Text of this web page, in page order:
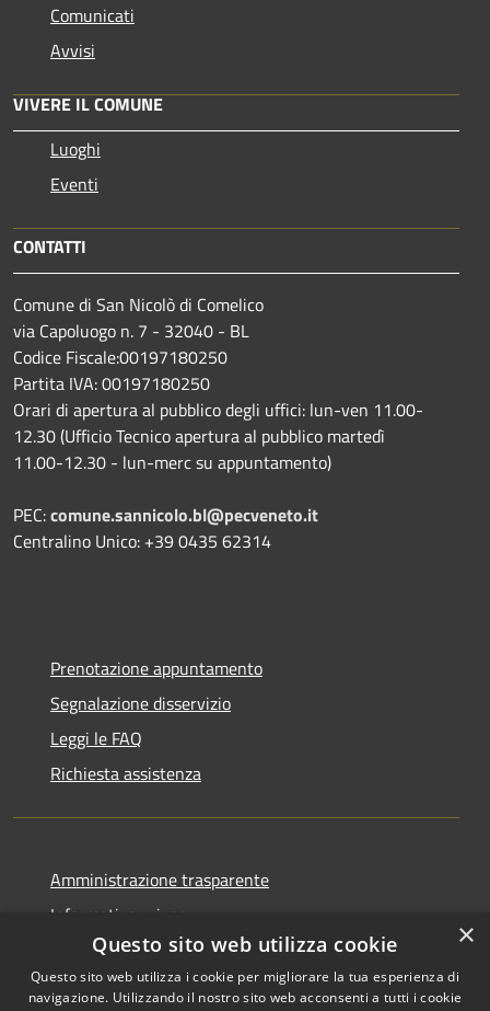
Comunicati
Avvisi
VIVERE IL COMUNE
Luoghi
Eventi
CONTATTI
Comune di San Nicolò di Comelico
via Capoluogo n. 7 - 32040 - BL
Codice Fiscale:00197180250
Partita IVA: 00197180250
Orari di apertura al pubblico degli uffici: lun-ven 11.00-
12.30 (Ufficio Tecnico apertura al pubblico martedì
11.00-12.30 - lun-merc su appuntamento)
PEC:comune.sannicolo.bl@pecveneto.it
Centralino Unico: +39 0435 62314
Prenotazione appuntamento
Segnalazione disservizio
Leggi le FAQ
Richiesta assistenza
Amministrazione trasparente
Informativa privacy
Note legali
Dichiarazione di accessibilità
×
Questo sito web utilizza cookie
Questo sito web utilizza i cookie per migliorare la tua esperienza di
navigazione. Utilizzando il nostro sito web acconsenti a tutti i cookie